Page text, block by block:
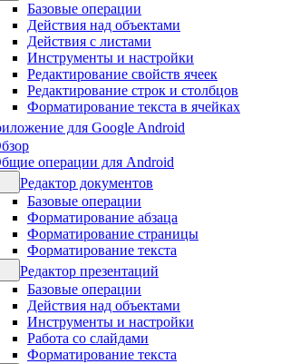
Базовые операции
Действия над объектами
Действия с листами
Инструменты и настройки
Редактирование свойств ячеек
Редактирование строк и столбцов
Форматирование текста в ячейках
для Google Android
операции для Android
Редактор документов
Базовые операции
Форматирование абзаца
Форматирование страницы
Форматирование текста
Редактор презентаций
Базовые операции
Действия над объектами
Инструменты и настройки
Работа со слайдами
Форматирование текста